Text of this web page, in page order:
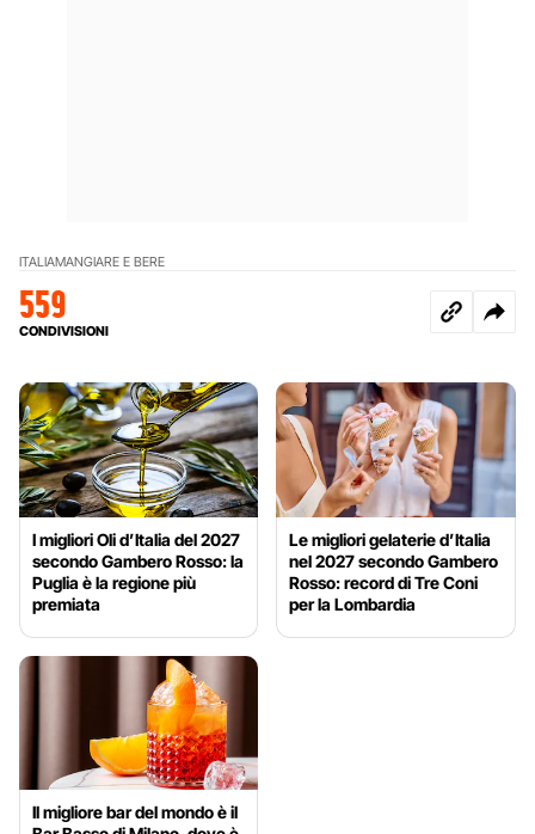
ITALIAMANGIARE E BERE
559
CONDIVISIONI
I migliori Oli d’Italia del 2027
secondo Gambero Rosso: la
Puglia è la regione più
premiata
Le migliori gelaterie d’Italia
nel 2027 secondo Gambero
Rosso: record di Tre Coni
per la Lombardia
Il migliore bar del mondo è il